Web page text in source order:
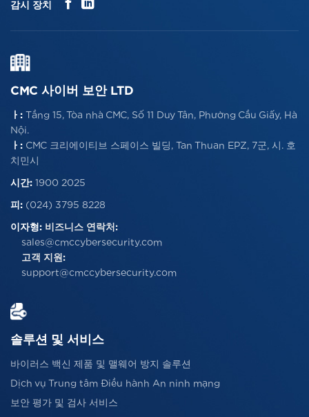
감시 장치
CMC 사이버 보안 LTD
ㅏ: Tầng 15, Tòa nhà CMC, Số 11 Duy Tân, Phường Cầu Giấy, Hà
Nội.
ㅏ: CMC 크리에이티브 스페이스 빌딩, Tan Thuan EPZ, 7군, 시. 호
치민시
시간: 1900 2025
피: (024) 3795 8228
이자형: 비즈니스 연락처:
sales@cmccybersecurity.com
고객 지원:
support@cmccybersecurity.com
솔루션 및 서비스
바이러스 백신 제품 및 맬웨어 방지 솔루션
Dịch vụ Trung tâm Điều hành An ninh mạng
보안 평가 및 검사 서비스